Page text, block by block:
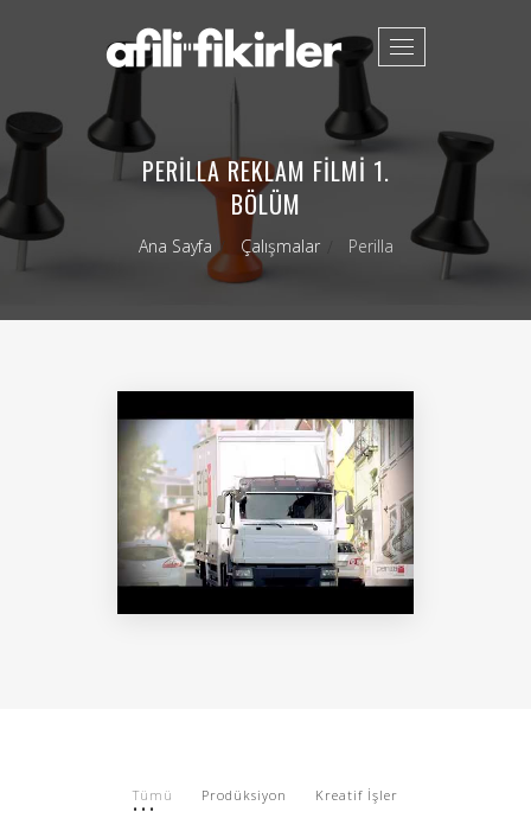
Toggle
PERILLA REKLAM FILMI 1.
BÖLÜM
Ana Sayfa Çalışmalar Perilla
Tümü Prodüksiyon Kreatif İşler